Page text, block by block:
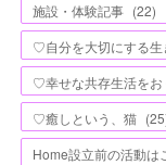
施設・体験記事 (22)
♡自分を大切にする生
♡幸せな共存生活をお
♡癒しという、猫 (25
Home設立前の活動は